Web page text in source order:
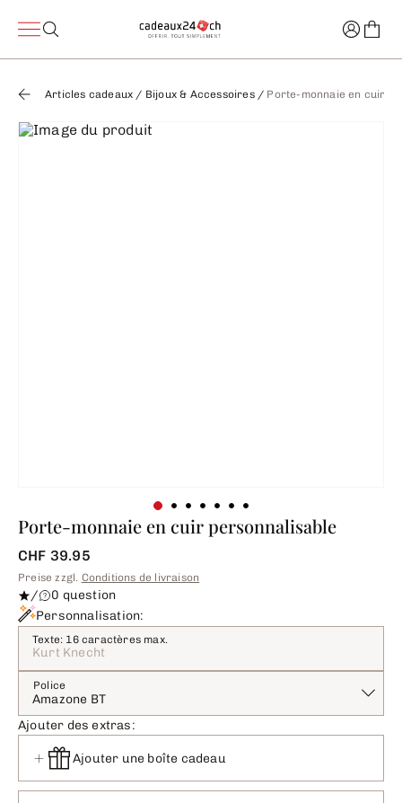
Articles cadeaux / Bijoux & Accessoires/ Porte-monnaie en cuir
Porte-monnaie en cuir personnalisable
CHF 39.95
Preise zzgl. Conditions de livraison
/
0 question
Personnalisation:
Texte: 16 caractères max.
Police
Amazone BT
Ajouter des extras:
Ajouter une boîte cadeau